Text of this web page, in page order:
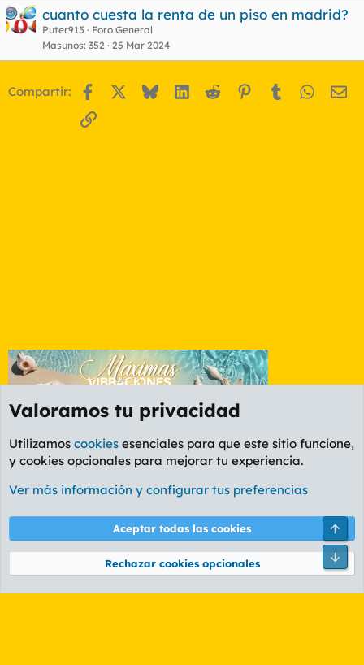
cuanto cuesta la renta de un piso en madrid?
Puter915
Foro General
Masunos 352 25 Mar 2024
Compartir: Facebook BlueskyLinkedIn
Reddit Pinterest
Tumblr
Enlace
Foro General
Cookies
PL OLDSTYLE AMARILLO
Términos y reglas Política de privacidad Ayuda
Community platform by XenForo® © 2010-2026 XenForo Ltd.
Valoramos tu privacidad
Utilizamos cookies esenciales para que este sitio funcione,
y cookies opcionales para mejorar tu experiencia.
Ver más información y configurar tus preferencias
Aceptar todas las cookies
Rechazar cookies opcionales
Pie